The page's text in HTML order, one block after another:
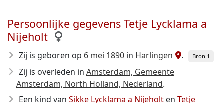
Persoonlijke gegevens Tetje Lycklama a
Nijeholt
Zij is geboren op 6 mei 1890 in Harlingen . Bron 1
Zij is overleden in Amsterdam, Gemeente
Amsterdam, North Holland, Nederland.
Een kind van Sikke Lycklama a Nijeholt en Tetje